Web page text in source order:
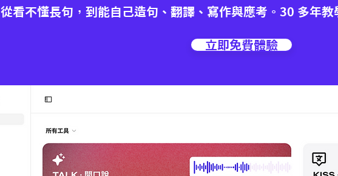
從看不懂長句，到能自己造句、翻譯、寫作與應考。30 多年教
立即免費體驗